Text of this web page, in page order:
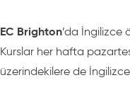
EC Brighton’da İngilizce
Kurslar her hafta
üzerindekilere de